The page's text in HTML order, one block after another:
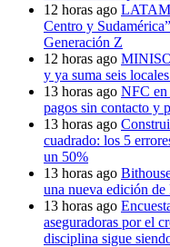
12 horas ago LATAM
Centro y
Generación Z
12 horas ago
y ya suma seis
13 horas ago NFC en
pagos sin contacto y
13 horas ago
cuadrado: los 5
un 50%
13 horas ago
una nueva edición
13 horas ago
aseguradoras por el
disciplina sigue